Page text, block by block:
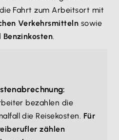
Fahrt zum Arbeitsort mit
Verkehrsmitteln sowie
Benzinkosten.
bezahlen die
die Reisekosten. Für
zählen